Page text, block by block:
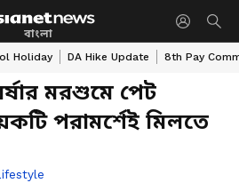
বাংলা
Holiday DA Hike Update 8th Pay
মরশুমে পেট
পরামর্শেই মিলতে